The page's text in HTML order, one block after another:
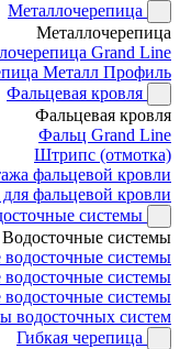
Металлочерепица
Металлочерепица
Grand Line
Металл Профиль
Фальцевая кровля
Фальцевая кровля
Фальц Grand Line
Штрипс (отмотка)
фальцевой кровли
фальцевой кровли
системы
Водосточные системы
системы
системы
системы
водосточных систем
Гибкая черепица